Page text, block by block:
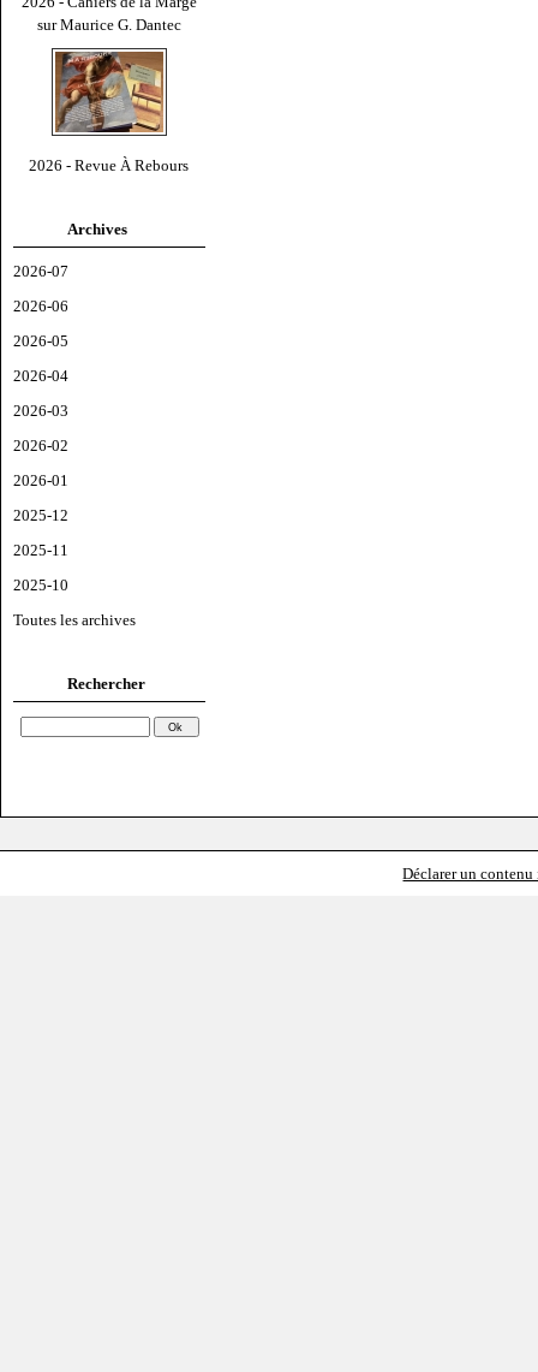
sur Maurice G. Dantec
2026 - Revue À Rebours
Archives
2026-07
2026-06
2026-05
2026-04
2026-03
2026-02
2026-01
2025-12
2025-11
2025-10
Toutes les archives
Rechercher
Déclarer un